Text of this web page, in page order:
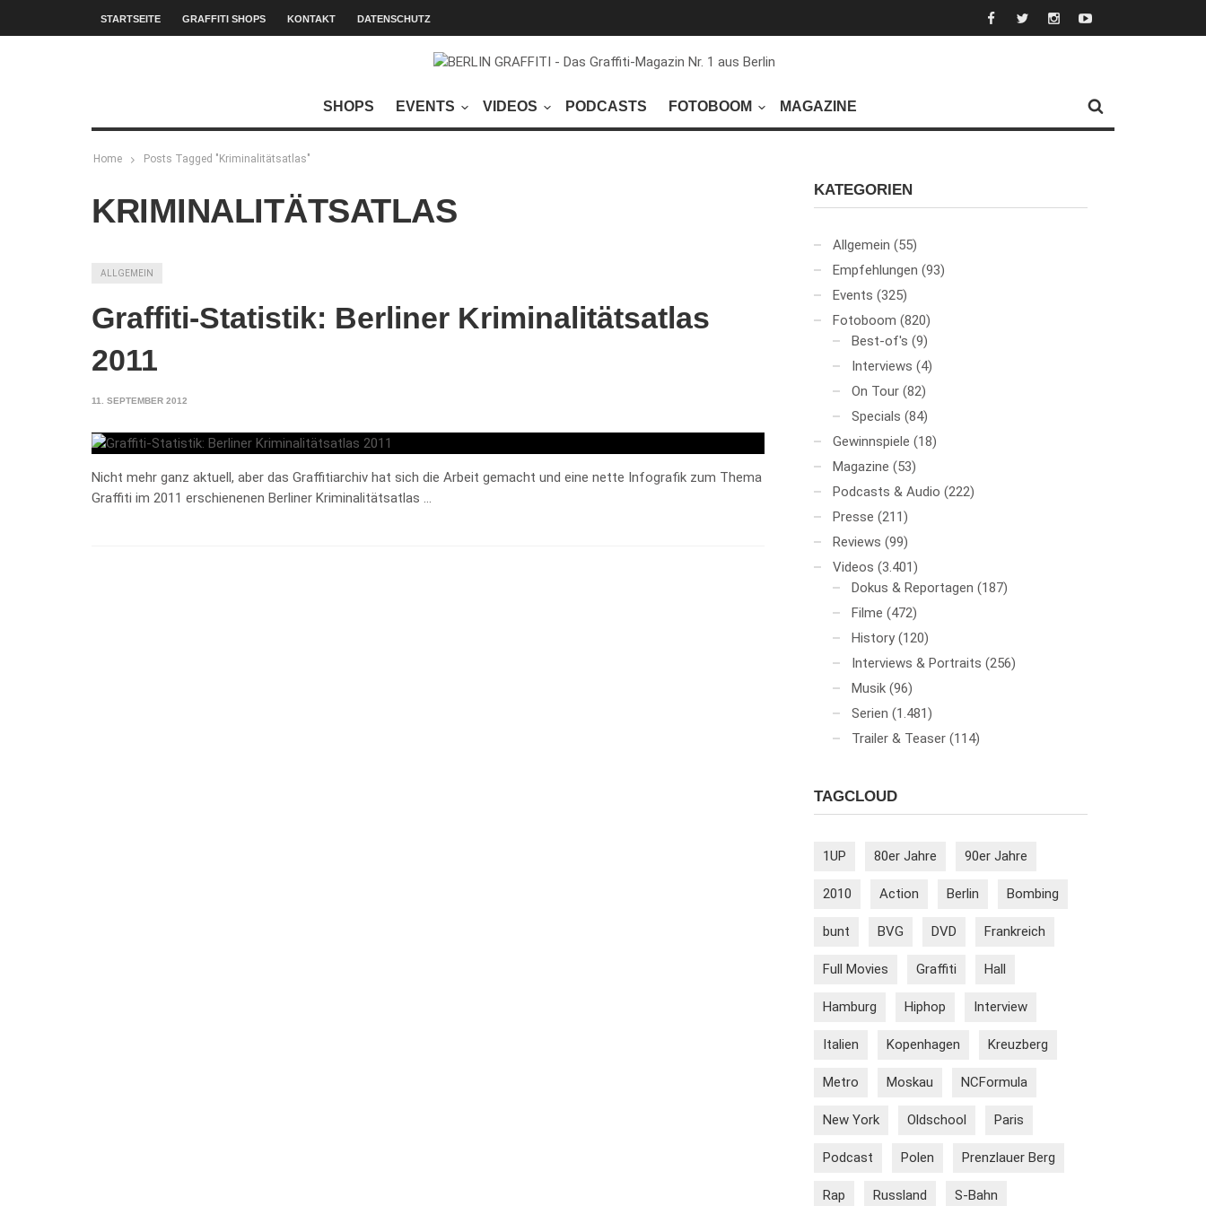
STARTSEITE GRAFFITI SHOPS KONTAKT DATENSCHUTZ
SHOPS EVENTS VIDEOS PODCASTS FOTOBOOM MAGAZINE
Home Posts Tagged "Kriminalitätsatlas"
KRIMINALITÄTSATLAS
ALLGEMEIN
Graffiti-Statistik: Berliner Kriminalitätsatlas
2011
11. SEPTEMBER 2012
Nicht mehr ganz aktuell, aber das Graffitiarchiv hat sich die Arbeit gemacht und eine nette Infografik zum Thema
Graffiti im 2011 erschienenen Berliner Kriminalitätsatlas …
KATEGORIEN
Allgemein (55)
Empfehlungen (93)
Events (325)
Fotoboom (820)
Best-of's (9)
Interviews (4)
On Tour (82)
Specials (84)
Gewinnspiele (18)
Magazine (53)
Podcasts & Audio (222)
Presse (211)
Reviews (99)
Videos (3.401)
Dokus & Reportagen (187)
Filme (472)
History (120)
Interviews & Portraits (256)
Musik (96)
Serien (1.481)
Trailer & Teaser (114)
TAGCLOUD
1UP 80er Jahre 90er Jahre
2010 Action Berlin Bombing
bunt BVG DVD Frankreich
Full Movies Graffiti Hall
Hamburg Hiphop Interview
Italien Kopenhagen Kreuzberg
Metro Moskau NCFormula
New York Oldschool Paris
Podcast Polen Prenzlauer Berg
Rap Russland S-Bahn